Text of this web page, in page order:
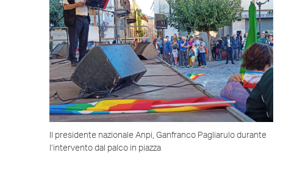
Il presidente nazionale Anpi, Ganfranco Pagliarulo durante
l’intervento dal palco in piazza